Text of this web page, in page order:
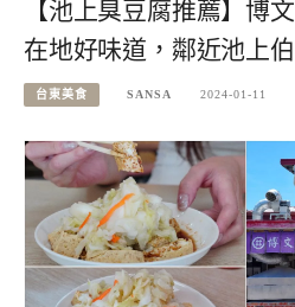
【池上臭豆腐推薦】博
在地好味道，鄰近池上
台東美食 SANSA 2024-01-11